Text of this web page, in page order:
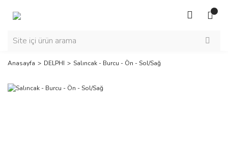
Anasayfa DELPHI Salıncak - Burcu - Ön - Sol/Sağ